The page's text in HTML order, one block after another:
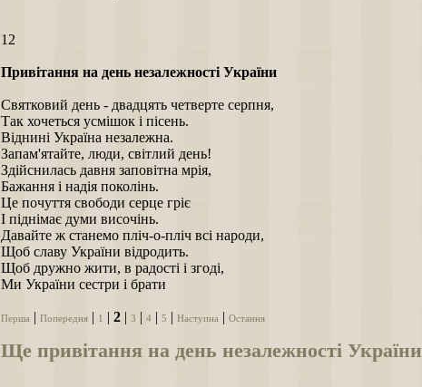
12
Привітання на день незалежності України
Святковий день - двадцять четверте серпня,
Так хочеться усмішок і пісень.
Віднині Україна незалежна.
Запам'ятайте, люди, світлий день!
Здійснилась давня заповітна мрія,
Бажання і надія поколінь.
Це почуття свободи серце гріє
І піднімає думи височінь.
Давайте ж станемо пліч-о-пліч всі народи,
Щоб славу України відродить.
Щоб дружно жити, в радості і згоді,
Ми України сестри і брати
Перша Попередня 1 2 3 4 5 Наступна Остання
Ще привітання на день незалежності України